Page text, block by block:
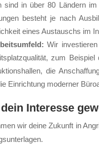
sind in über 80 Län­dern
be­steht je nach
ei­nes Aus­tauschs im
Wir
zum Bei­spiel
die
Ein­rich­tung mo­der­ner
Interesse
wir deine Zukunft in